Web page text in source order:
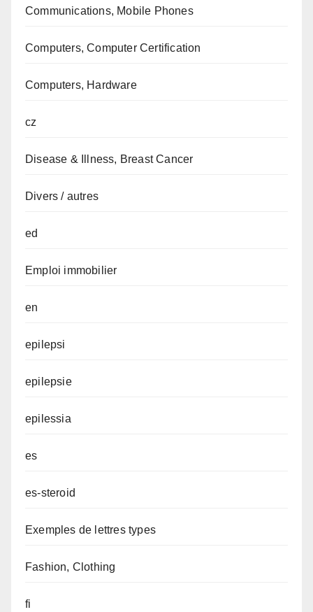
Communications, Mobile Phones
Computers, Computer Certification
Computers, Hardware
cz
Disease & Illness, Breast Cancer
Divers / autres
ed
Emploi immobilier
en
epilepsi
epilepsie
epilessia
es
es-steroid
Exemples de lettres types
Fashion, Clothing
fi